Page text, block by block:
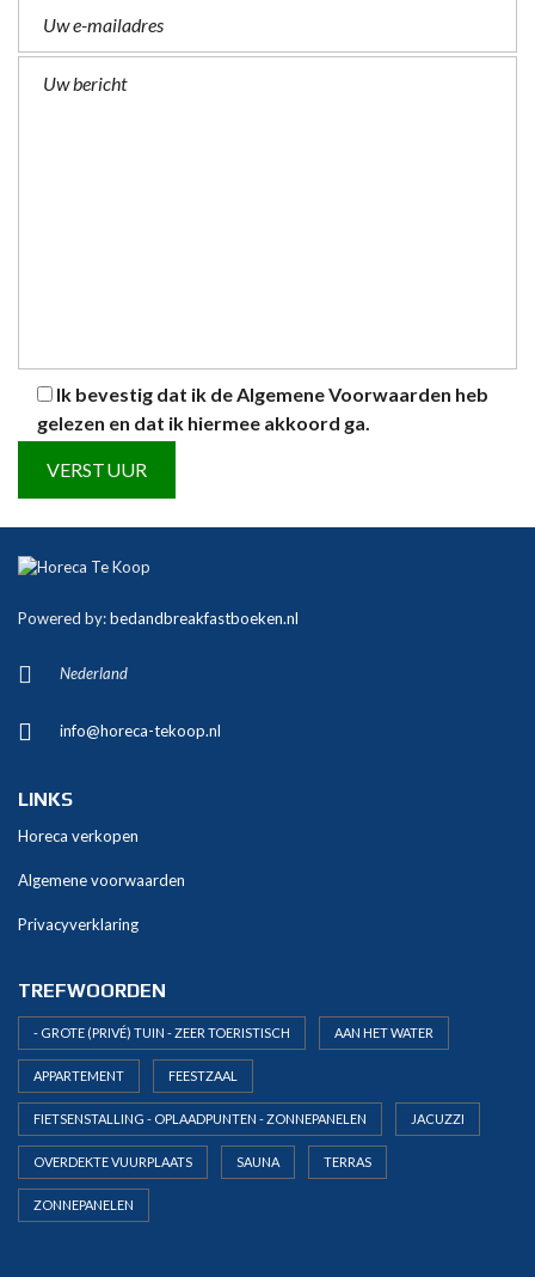
Ik bevestig dat ik deAlgemene Voorwaarden heb
gelezen en dat ik hiermee akkoord ga.
l
e
n
t
v
e
Powered by:bedandbreakfastboeken.nl
Nederland
info@horeca-tekoop.nl
LINKS
Horeca verkopen
Algemene voorwaarden
Privacyverklaring
TREFWOORDEN
- GROTE (PRIVÉ) TUIN - ZEER TOERISTISCH AAN HET WATER
APPARTEMENT FEESTZAAL
FIETSENSTALLING - OPLAADPUNTEN - ZONNEPANELEN JACUZZI
OVERDEKTE VUURPLAATS SAUNA TERRAS
ZONNEPANELEN